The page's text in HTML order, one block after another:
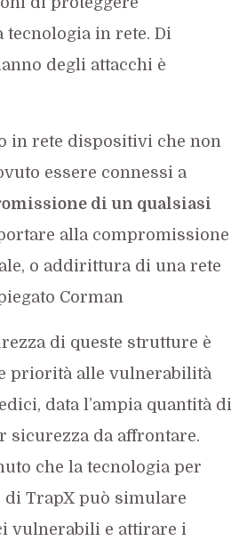
tecnologia in rete. Di
degli attacchi è
in rete dispositivi che non
essere connessi a
di un qualsiasi
alla compromissione
o addirittura di una rete
Corman
di queste strutture è
priorità alle vulnerabilità
data l’ampia quantità di
sicurezza da affrontare.
che la tecnologia per
di TrapX può simulare
vulnerabili e attirare i